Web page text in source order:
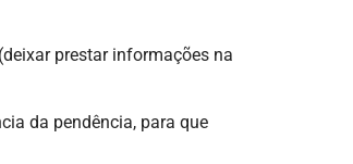
prestar informações na
da pendência, para que